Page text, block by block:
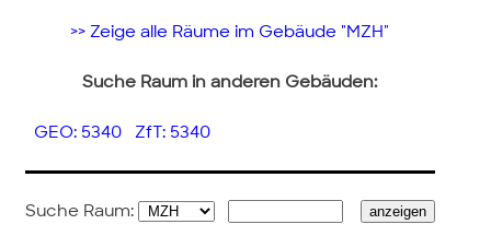
>> Zeige alle Räume im Gebäude "MZH"
Suche Raum in anderen Gebäuden:
GEO: 5340 ZfT: 5340
Suche Raum: